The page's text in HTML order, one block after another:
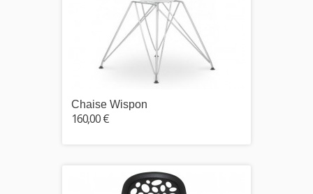
Chaise Wispon
160,00 €